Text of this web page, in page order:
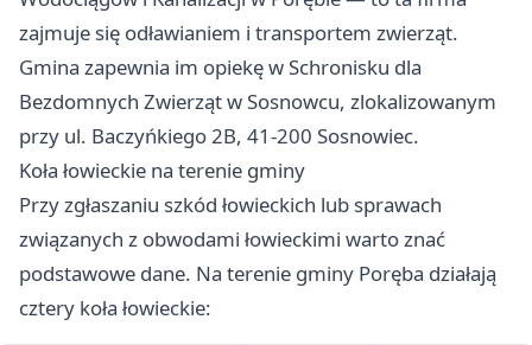
zajmuje się odławianiem i transportem zwierząt.
Gmina zapewnia im opiekę w Schronisku dla
Bezdomnych Zwierząt w Sosnowcu, zlokalizowanym
przy ul. Baczyńkiego 2B, 41-200 Sosnowiec.
Koła łowieckie na terenie gminy
Przy zgłaszaniu szkód łowieckich lub sprawach
związanych z obwodami łowieckimi warto znać
podstawowe dane. Na terenie gminy Poręba działają
cztery koła łowieckie: